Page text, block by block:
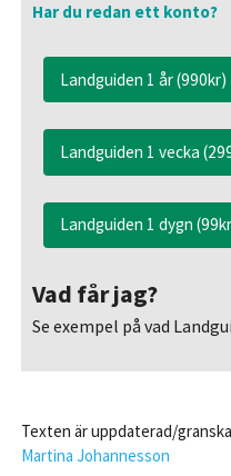
Har du redan ett konto?
Landguiden 1 år (990kr)
Landguiden 1 vecka
Landguiden 1 dygn
Vad får jag?
Se exempel på vad
Texten är uppdaterad/
Martina Johannesson